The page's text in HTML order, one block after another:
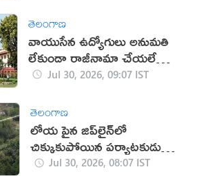
తెలంగాణ
వాయుసేన ఉద్యోగులు అనుమతి
లేకుండా రాజీనామా చేయలేరు:
సుప్రీంకోర్టు
Jul 30, 2026, 09:07 IST
తెలంగాణ
లోయ పైన జిప్‌లైన్‌లో
చిక్కుకుపోయిన పర్యాటకుడు
(వీడియో)
Jul 30, 2026, 08:07 IST